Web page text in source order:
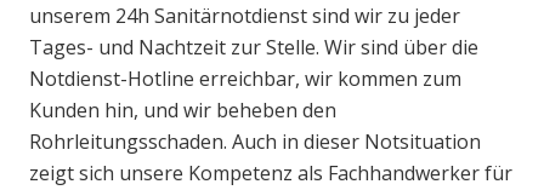
unserem 24h Sanitärnotdienst sind wir zu jeder
Tages- und Nachtzeit zur Stelle. Wir sind über die
Notdienst-Hotline erreichbar, wir kommen zum
Kunden hin, und wir beheben den
Rohrleitungsschaden. Auch in dieser Notsituation
zeigt sich unsere Kompetenz als Fachhandwerker für